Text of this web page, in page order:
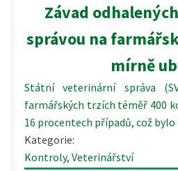
Závad
správou na
mírně
Státní veterinární správa
farmářských trzích téměř 400
16 procentech případů, což
Kategorie:
Kontroly, Veterinářství